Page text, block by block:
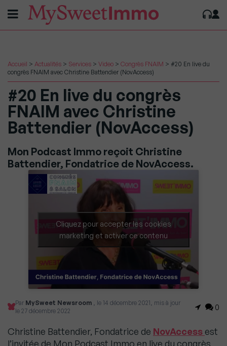
Accueil > Actualités > Services > Video > Congrès FNAIM > #20 En live du
congrès FNAIM avec Christine Battendier (NovAccess)
#20 En live du congrès
FNAIM avec Christine
Battendier (NovAccess)
Mon Podcast Immo reçoit Christine
Battendier, Fondatrice de NovAccess.
Cliquez pour accepter les cookies
marketing et activer ce contenu
Par MySweet Newsroom , le 14 décembre 2021, mis à jour
le 27 décembre 2022
0
Christine Battendier, Fondatrice de NovAccess est
l’invitée de Mon Podcast Immo en live du congrès